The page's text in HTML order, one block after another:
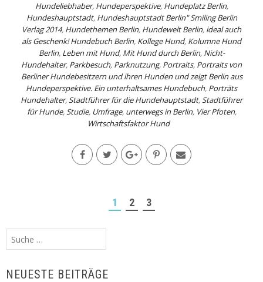
Hundeliebhaber, Hundeperspektive, Hundeplatz Berlin,
Hundeshauptstadt, Hundeshauptstadt Berlin" Smiling Berlin
Verlag 2014, Hundethemen Berlin, Hundewelt Berlin, ideal auch
als Geschenk! Hundebuch Berlin, Kollege Hund, Kolumne Hund
Berlin, Leben mit Hund, Mit Hund durch Berlin, Nicht-
Hundehalter, Parkbesuch, Parknutzung, Portraits, Portraits von
Berliner Hundebesitzern und ihren Hunden und zeigt Berlin aus
Hundeperspektive. Ein unterhaltsames Hundebuch, Porträts
Hundehalter,Stadtführer für die Hundehauptstadt,Stadtführer
für Hunde,Studie, Umfrage, unterwegs in Berlin, Vier Pfoten,
Wirtschaftsfaktor Hund
1 2 3
Suche
nach:
NEUESTE BEITRÄGE